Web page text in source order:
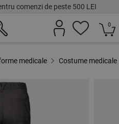
comenzi de peste 500 LEI
0
medicale Costume medicale